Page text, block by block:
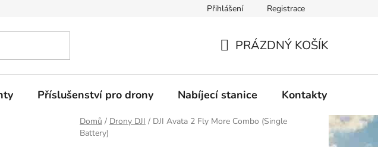
osobních údajů Přihlášení Registrace
KOŠÍK
PRÁZDNÝ KOŠÍK
Příslušenství pro drony Nabíjecí stanice Kontakty
Domů / Drony DJI / DJI Avata 2 Fly More Combo (Single
Battery)